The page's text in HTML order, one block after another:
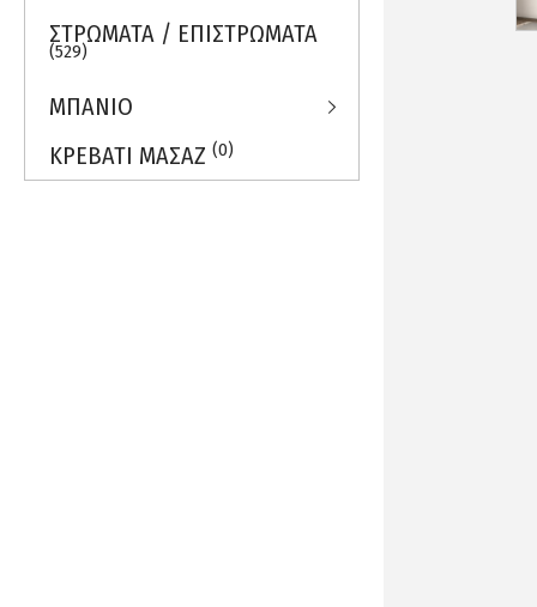
ΣΤΡΩΜΑΤΑ / ΕΠΙΣΤΡΩΜΑΤΑ
(529)
ΜΠΑΝΙΟ
ΚΡΕΒΑΤΙ ΜΑΣΑΖ (0)